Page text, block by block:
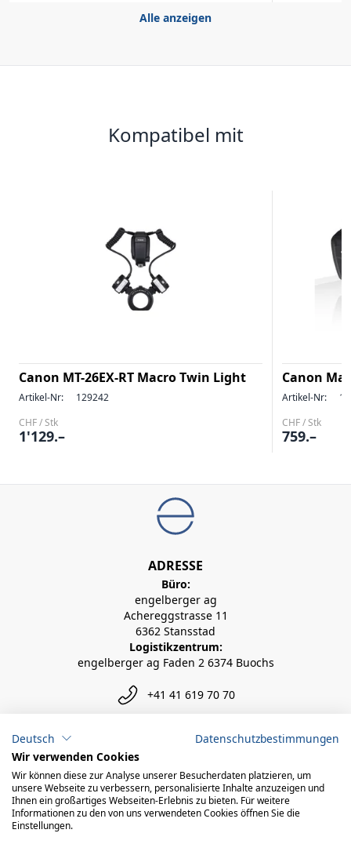
Alle anzeigen
Kompatibel mit
Canon MT-26EX-RT Macro Twin Light
Artikel-Nr:
129242
CHF / Stk
1'129.–
Canon
Artikel-Nr:
CHF / Stk
759.–
ADRESSE
Büro:
engelberger ag
Achereggstrasse 11
6362 Stansstad
Logistikzentrum:
engelberger ag Faden 2 6374 Buochs
+41 41 619 70 70
info@engelberger.ch
Deutsch
Datenschutzbestimmungen
Wir verwenden Cookies
Wir können diese zur Analyse unserer Besucherdaten platzieren, um
unsere Webseite zu verbessern, personalisierte Inhalte anzuzeigen und
Ihnen ein großartiges Webseiten-Erlebnis zu bieten. Für weitere
Informationen zu den von uns verwendeten Cookies öffnen Sie die
Einstellungen.